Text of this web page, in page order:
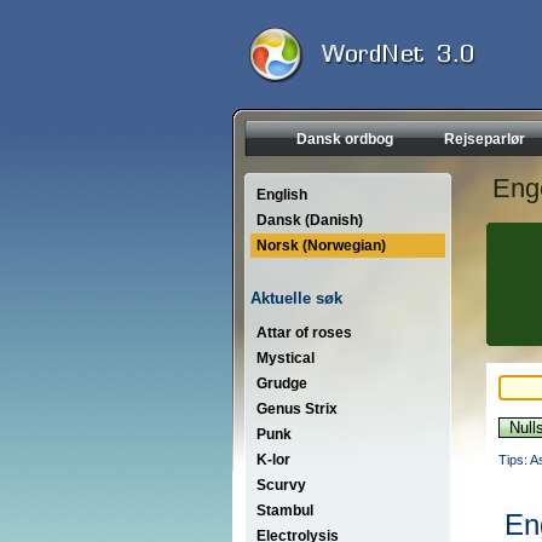
Dansk ordbog Rejseparlør
English
Dansk (Danish)
Norsk (Norwegian)
Aktuelle søk
Attar of roses
Mystical
Grudge
Genus Strix
Punk
K-lor
Scurvy
Stambul
Electrolysis
Tips: